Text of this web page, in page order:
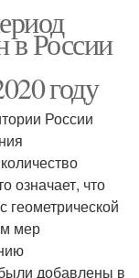
в России
году
России
означает, что
геометрической
мер
добавлены в